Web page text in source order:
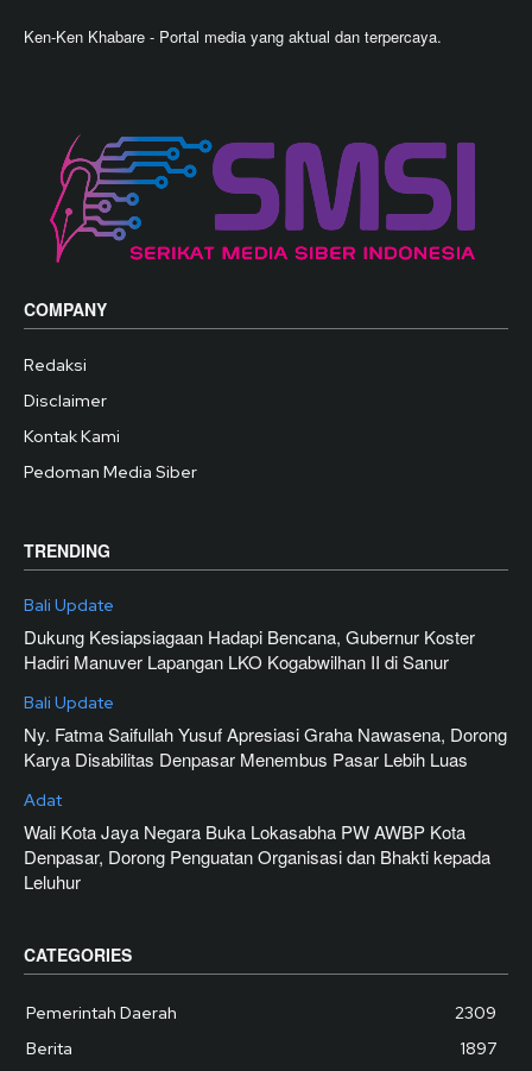
Ken-Ken Khabare - Portal media yang aktual dan terpercaya.
COMPANY
Redaksi
Disclaimer
Kontak Kami
Pedoman Media Siber
TRENDING
Bali Update
Dukung Kesiapsiagaan Hadapi Bencana, Gubernur Koster
Hadiri Manuver Lapangan LKO Kogabwilhan II di Sanur
Bali Update
Ny. Fatma Saifullah Yusuf Apresiasi Graha Nawasena, Dorong
Karya Disabilitas Denpasar Menembus Pasar Lebih Luas
Adat
Wali Kota Jaya Negara Buka Lokasabha PW AWBP Kota
Denpasar, Dorong Penguatan Organisasi dan Bhakti kepada
Leluhur
CATEGORIES
Pemerintah Daerah
2309
Berita
1897